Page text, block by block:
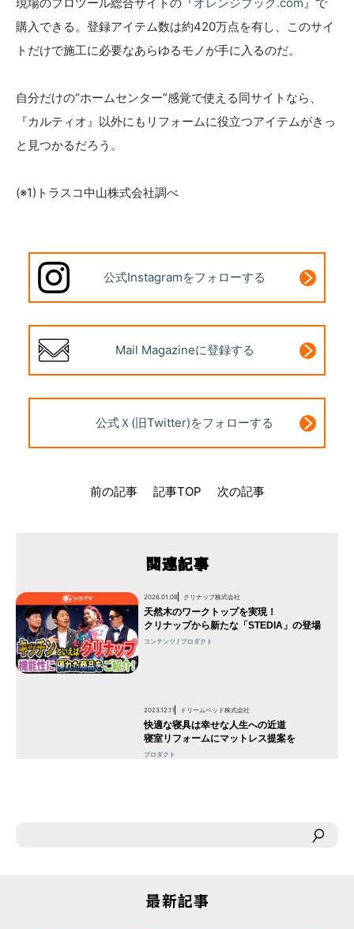
購入できる。登録アイテム数は約420万点を有し、このサイ
トだけで施工に必要なあらゆるモノが手に入るのだ。
自分だけの“ホームセンター”感覚で使える同サイトなら、
『カルティオ』以外にもリフォームに役立つアイテムがきっ
と見つかるだろう。
(※1)トラスコ中山株式会社調べ
公式Instagramをフォローする
Mail Magazineに登録する
公式Ｘ(旧Twitter)をフォローする
前の記事 記事TOP 次の記事
関連記事
2026.01.08 クリナップ株式会社
天然木のワークトップを実現！
クリナップから新たな「STEDIA」の登場
コンテンツ プロダクト
2023.12.11 ドリームベッド株式会社
快適な寝具は幸せな人生への近道
寝室リフォームにマットレス提案を
プロダクト
最新記事